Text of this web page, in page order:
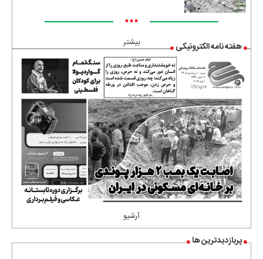
•••
بیشتر هفته نامه الکترونیکی
آرشیو
پربازدیدترین ها